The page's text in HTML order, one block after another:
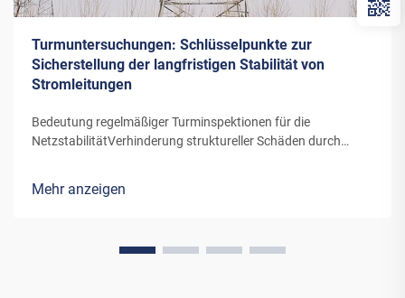
Turmuntersuchungen: Schlüsselpunkte zur
Sicherstellung der langfristigen Stabilität von
Stromleitungen
Bedeutung regelmäßiger Turminspektionen für die
NetzstabilitätVerhinderung struktureller Schäden durch
zu gewährleisten und strukturellen Ausfällen vorzubeugen.
Mehr anzeigen